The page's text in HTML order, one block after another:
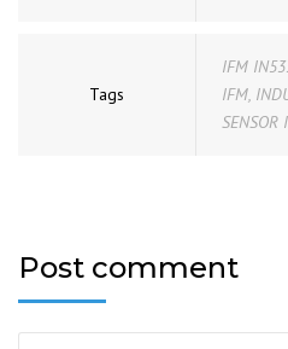
Tags
IFM
IFM,
SENSOR
Post comment